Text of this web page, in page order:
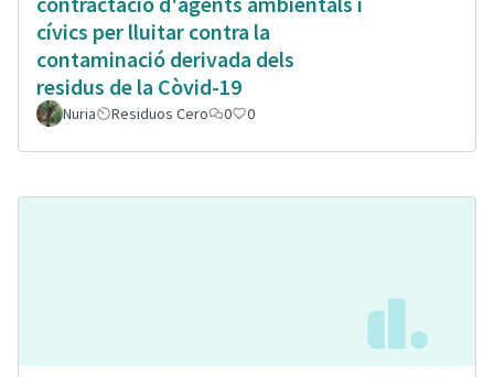
cívics per lluitar contra la
contaminació derivada dels
residus de la Còvid-19
Nuria Residuos Cero 0 0